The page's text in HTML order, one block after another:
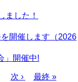
ました！
開催します（2026
」開催中!
次
次 ›
最
最終 »